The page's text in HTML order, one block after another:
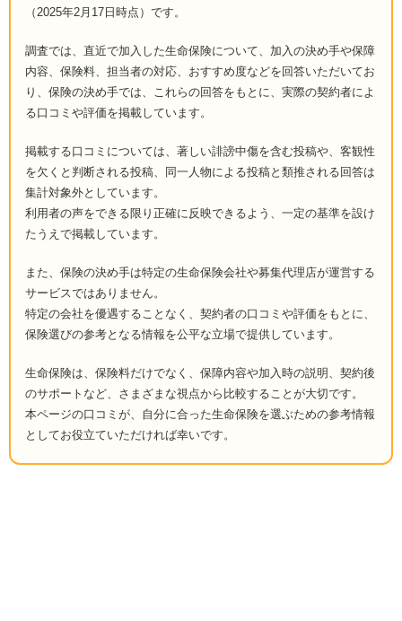
（2025年2月17日時点）です。
調査では、直近で加入した生命保険について、加入の決め手や保障
内容、保険料、担当者の対応、おすすめ度などを回答いただいてお
り、保険の決め手では、これらの回答をもとに、実際の契約者によ
る口コミや評価を掲載しています。
掲載する口コミについては、著しい誹謗中傷を含む投稿や、客観性
を欠くと判断される投稿、同一人物による投稿と類推される回答は
集計対象外としています。
利用者の声をできる限り正確に反映できるよう、一定の基準を設け
たうえで掲載しています。
また、保険の決め手は特定の生命保険会社や募集代理店が運営する
サービスではありません。
特定の会社を優遇することなく、契約者の口コミや評価をもとに、
保険選びの参考となる情報を公平な立場で提供しています。
生命保険は、保険料だけでなく、保障内容や加入時の説明、契約後
のサポートなど、さまざまな視点から比較することが大切です。
本ページの口コミが、自分に合った生命保険を選ぶための参考情報
としてお役立ていただければ幸いです。